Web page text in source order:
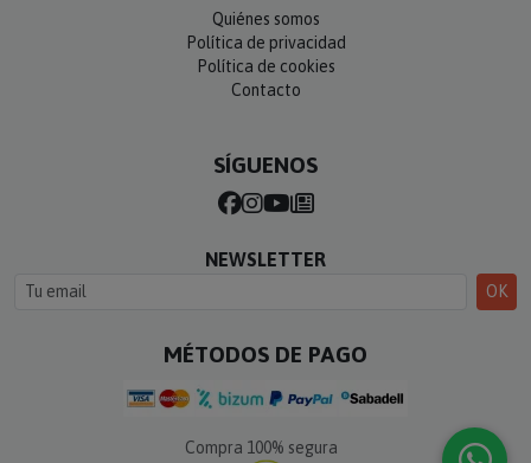
Quiénes somos
Política de privacidad
Política de cookies
Contacto
SÍGUENOS
NEWSLETTER
OK
MÉTODOS DE PAGO
Compra 100% segura